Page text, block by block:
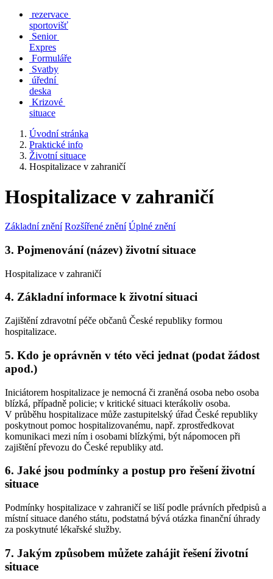
rezervace
sportovišť
Senior
Expres
Formuláře
Svatby
úřední
deska
Krizové
situace
Úvodní stránka
Praktické info
Životní situace
Hospitalizace v zahraničí
Hospitalizace v zahraničí
Základní znění Rozšířené znění Úplné znění
3. Pojmenování (název) životní situace
Hospitalizace v zahraničí
4. Základní informace k životní situaci
Zajištění zdravotní péče občanů České republiky formou
hospitalizace.
5. Kdo je oprávněn v této věci jednat (podat žádost
apod.)
Iniciátorem hospitalizace je nemocná či zraněná osoba nebo osoba
blízká, případně policie; v kritické situaci kterákoliv osoba.
V průběhu hospitalizace může zastupitelský úřad České republiky
poskytnout pomoc hospitalizovanému, např. zprostředkovat
komunikaci mezi ním i osobami blízkými, být nápomocen při
zajištění převozu do České republiky atd.
6. Jaké jsou podmínky a postup pro řešení životní
situace
Podmínky hospitalizace v zahraničí se liší podle právních předpisů a
místní situace daného státu, podstatná bývá otázka finanční úhrady
za poskytnuté lékařské služby.
7. Jakým způsobem můžete zahájit řešení životní
situace